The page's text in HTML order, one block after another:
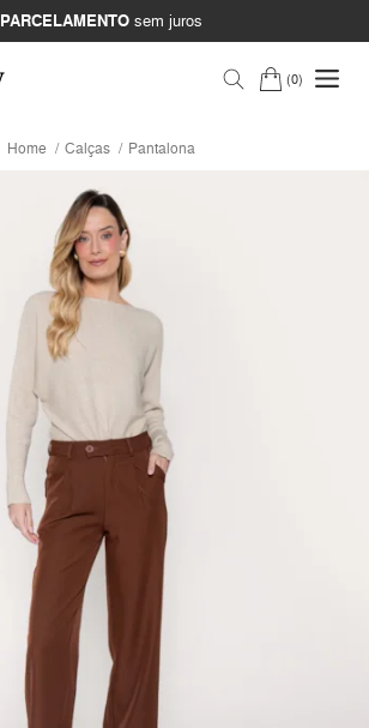
PARCELAMENTOsem juros
0
Home Calças Pantalona